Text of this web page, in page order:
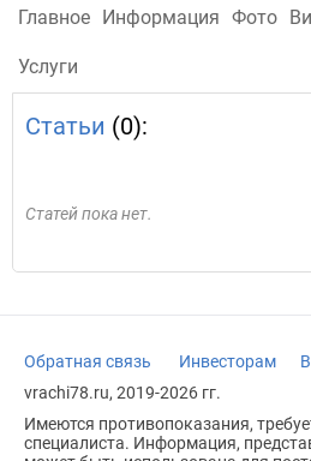
Главное Информация Фото
Услуги
Статьи (0):
Статей пока нет.
Обратная связь Инвесторам
vrachi78.ru, 2019-2026 гг.
Имеются противопоказания,
специалиста. Информация,